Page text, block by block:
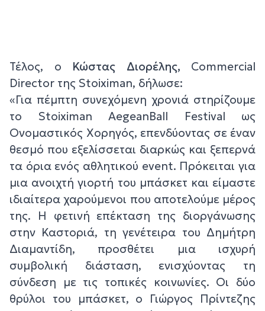
Τέλος, ο Κώστας Διορέλης, Commercial
Director της Stoiximan, δήλωσε:
«Για πέμπτη συνεχόμενη χρονιά στηρίζουμε
το Stoiximan AegeanBall Festival ως
Ονομαστικός Χορηγός, επενδύοντας σε έναν
θεσμό που εξελίσσεται διαρκώς και ξεπερνά
τα όρια ενός αθλητικού event. Πρόκειται για
μια ανοιχτή γιορτή του μπάσκετ και είμαστε
ιδιαίτερα χαρούμενοι που αποτελούμε μέρος
της. Η φετινή επέκταση της διοργάνωσης
στην Καστοριά, τη γενέτειρα του Δημήτρη
Διαμαντίδη, προσθέτει μια ισχυρή
συμβολική διάσταση, ενισχύοντας τη
σύνδεση με τις τοπικές κοινωνίες. Οι δύο
θρύλοι του μπάσκετ, ο Γιώργος Πρίντεζης